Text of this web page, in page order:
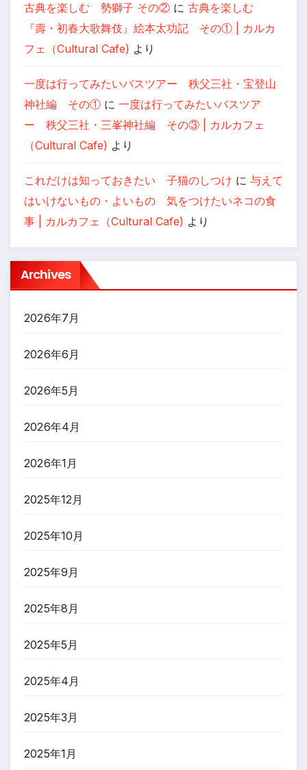
古典を楽しむ 勢獅子 その② に 古典を楽しむ
『壽・初春大歌舞伎』絵本太功記 その① | カルカ
フェ（Cultural Cafe) より
一度は行ってみたいバスツアー 秩父三社・宝登山
神社編 その① に 一度は行ってみたいバスツア
ー 秩父三社・三峯神社編 その③ | カルカフェ
（Cultural Cafe) より
これだけは知っておきたい 子猫のしつけ に 与えて
はいけないもの・よいもの 気をつけたいネコの食
事 | カルカフェ（Cultural Cafe) より
Archives
2026年7月
2026年6月
2026年5月
2026年4月
2026年1月
2025年12月
2025年10月
2025年9月
2025年8月
2025年5月
2025年4月
2025年3月
2025年1月